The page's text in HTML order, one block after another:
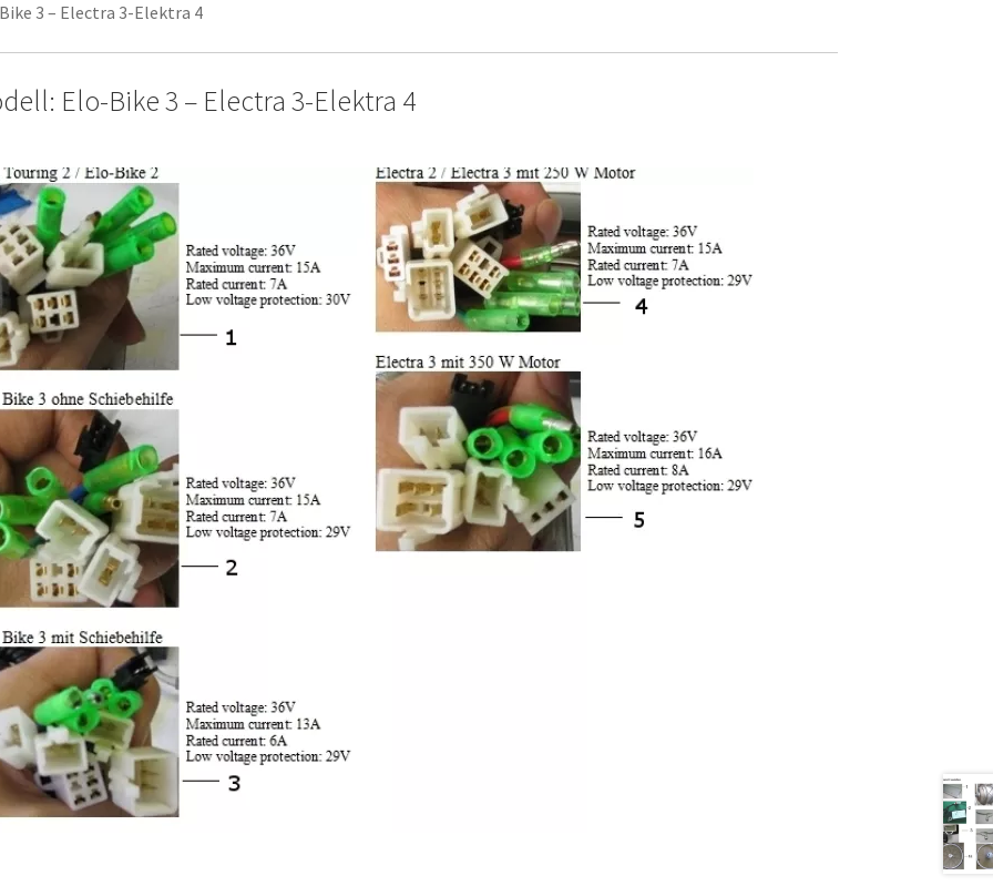
3 – Electra 3-Elektra 4
Elo-Bike 3 – Electra 3-Elektra 4